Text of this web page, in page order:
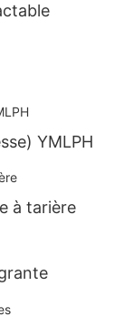
YMLPH
à tarière